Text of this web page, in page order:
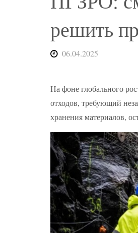
решить
06.04.2025
На фоне глобального
отходов, требующий
хранения материалов,